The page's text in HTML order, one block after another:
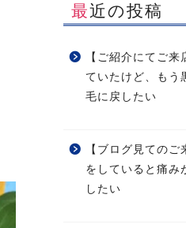
最近の投稿
【ご紹介にてご
ていたけど、もう
毛に戻したい
【ブログ見ての
をしていると痛み
したい